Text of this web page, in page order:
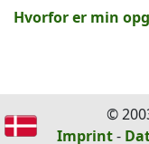
Hvorfor er min
©
Imprint-